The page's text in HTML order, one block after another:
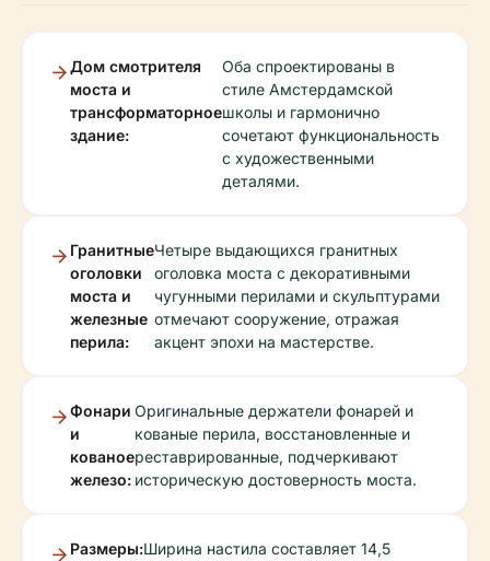
Дом смотрителя
моста и
трансформаторное
здание:
Оба спроектированы в
стиле Амстердамской
школы и гармонично
сочетают функциональность
с художественными
деталями.
Гранитные
оголовки
моста и
железные
перила:
Четыре выдающихся гранитных
оголовка моста с декоративными
чугунными перилами и скульптурами
отмечают сооружение, отражая
акцент эпохи на мастерстве.
Фонари
и
кованое
железо:
Оригинальные держатели фонарей и
кованые перила, восстановленные и
реставрированные, подчеркивают
историческую достоверность моста.
Размеры:Ширина настила составляет 14,5